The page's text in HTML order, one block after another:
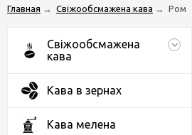
Главная → Свіжообсмажена кава → Ром
Свіжообсмажена
кава
Кава в зернах
Кава мелена